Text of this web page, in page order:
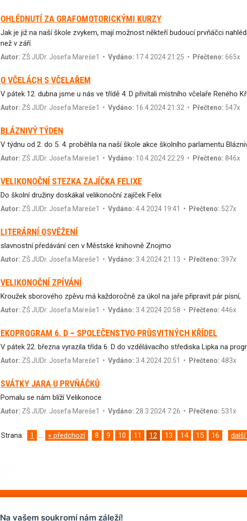
OHLÉDNUTÍ ZA GRAFOMOTORICKÝMI KURZY
Jak je již na naší škole zvykem, mají možnost někteří budoucí prvňáčci
než v září.
Autor: ZŠ JUDr. Josefa Mareše1 • Vydáno: 17.4.2024 21:25 • Přečteno: 665x
O VČELÁCH S VČELAŘEM
V pátek 12. dubna jsme u nás ve třídě 4. D přivítali místního včelaře Reného
Autor: ZŠ JUDr. Josefa Mareše1 • Vydáno: 16.4.2024 21:32 • Přečteno: 547x
BLÁZNIVÝ TÝDEN
V týdnu od 2. do 5. 4. proběhla na naší škole akce školního parlamentu
Autor: ZŠ JUDr. Josefa Mareše1 • Vydáno: 10.4.2024 22:29 • Přečteno: 846x
VELIKONOČNÍ STEZKA ZAJÍČKA FELIXE
Do školní družiny doskákal velikonoční zajíček Felix
Autor: ZŠ JUDr. Josefa Mareše1 • Vydáno: 4.4.2024 19:41 • Přečteno: 527x
LITERÁRNÍ OSVĚŽENÍ
slavnostní předávání cen v Městské knihovně Znojmo
Autor: ZŠ JUDr. Josefa Mareše1 • Vydáno: 3.4.2024 21:13 • Přečteno: 397x
VELIKONOČNÍ ZPÍVÁNÍ
Kroužek sborového zpěvu má každoročně za úkol na jaře připravit pár písní,
Autor: ZŠ JUDr. Josefa Mareše1 • Vydáno: 3.4.2024 20:58 • Přečteno: 446x
EKOPROGRAM 6. D – SPOLEČENSTVO PRŮSVITNÝCH KŘÍDEL
V pátek 22. března vyrazila třída 6. D do vzdělávacího střediska Lipka na
Autor: ZŠ JUDr. Josefa Mareše1 • Vydáno: 3.4.2024 20:51 • Přečteno: 483x
SVÁTKY JARA U PRVŇÁČKŮ
Pomalu se nám blíží Velikonoce
Autor: ZŠ JUDr. Josefa Mareše1 • Vydáno: 28.3.2024 7:26 • Přečteno: 531x
Strana: 1 ... « předchozí 8 9 10 11 12 13 14 15 16 další
Na vašem soukromí nám záleží!